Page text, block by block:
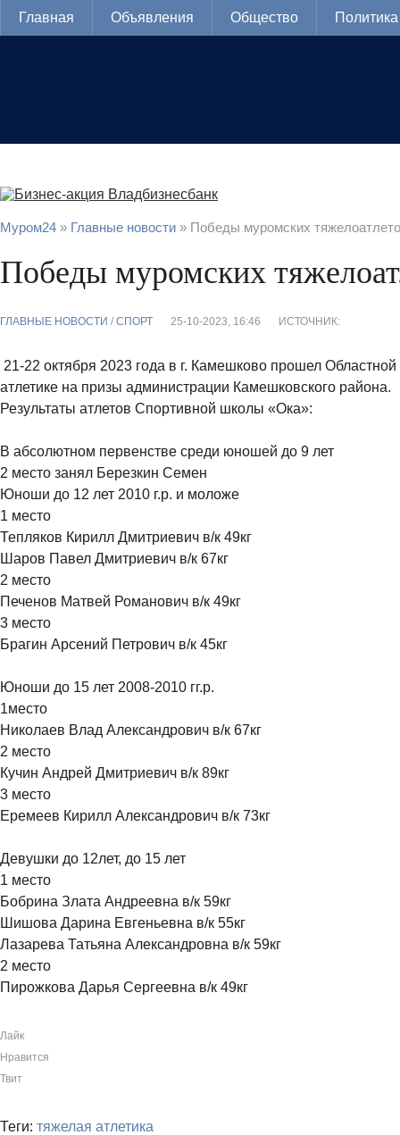
Главная Объявления Общество Политика
Муром24 » Главные новости » Победы муромских
Победы муромских
ГЛАВНЫЕ НОВОСТИ / CПОРТ 25-10-2023, 16:46 ИСТОЧНИК:
21-22 октября 2023 года в г. Камешково прошел
атлетике на призы администрации Камешковского района.
Результаты атлетов Спортивной школы «Ока»:
В абсолютном первенстве среди юношей до 9 лет
2 место занял Березкин Семен
Юноши до 12 лет 2010 г.р. и моложе
1 место
Тепляков Кирилл Дмитриевич в/к 49кг
Шаров Павел Дмитриевич в/к 67кг
2 место
Печенов Матвей Романович в/к 49кг
3 место
Брагин Арсений Петрович в/к 45кг
Юноши до 15 лет 2008-2010 гг.р.
1место
Николаев Влад Александрович в/к 67кг
2 место
Кучин Андрей Дмитриевич в/к 89кг
3 место
Еремеев Кирилл Александрович в/к 73кг
Девушки до 12лет, до 15 лет
1 место
Бобрина Злата Андреевна в/к 59кг
Шишова Дарина Евгеньевна в/к 55кг
Лазарева Татьяна Александровна в/к 59кг
2 место
Пирожкова Дарья Сергеевна в/к 49кг
Лайк
Нравится
Твит
Теги: тяжелая атлетика